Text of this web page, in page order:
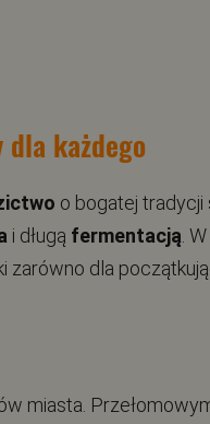
każdego
o bogatej tradycji
i długą fermentacją .
dla
miasta.